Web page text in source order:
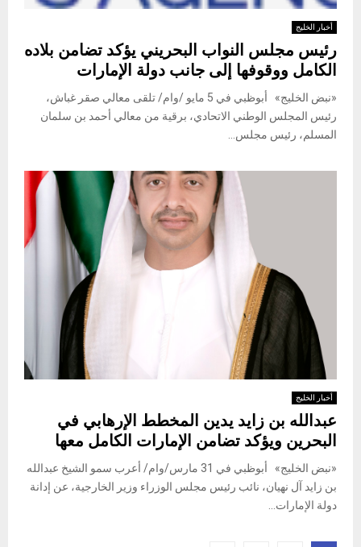
أخبار الخليج
رئيس مجلس النواب البحريني يؤكد تضامن بلاده
الكامل ووقوفها إلى جانب دولة الإمارات
«نبض الخليج» أبوظبي في 5 مايو /وام/ تلقى معالي صقر غباش،
رئيس المجلس الوطني الاتحادي، برقية من معالي أحمد بن سلمان
المسلم، رئيس مجلس...
أخبار الخليج
عبدالله بن زايد يدين المخطط الإرهابي في
البحرين ويؤكد تضامن الإمارات الكامل معها
«نبض الخليج» أبوظبي في 31 مارس/وام/ أعرب سمو الشيخ عبدالله
بن زايد آل نهيان، نائب رئيس مجلس الوزراء وزير الخارجية، عن إدانة
دولة الإمارات...